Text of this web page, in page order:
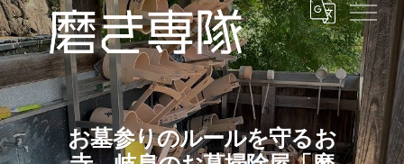
お墓参りのルールを守るお